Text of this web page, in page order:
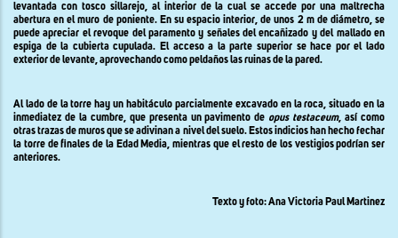
levantada con tosco sillarejo, al interior de la cual se accede por una maltrecha
abertura en el muro de poniente. En su espacio interior, de unos 2 mde diámetro, se
puede apreciar el revoque del paramento y señales del encañizado y del mallado en
espiga de la cubierta cupulada. El acceso a la parte superior se hace por el lado
exterior de levante, aprovechando como peldaños las ruinas de la pared.
Al lado de la torre hay un habitáculo parcialmente excavado en la roca, situado en la
inmediatez de la cumbre, que presenta un pavimento de opus testaceum, así como
otras trazas de muros que se adivinan a nivel del suelo. Estos indicios han hecho fechar
la torre de finales de la EdadMedia, mientras que el resto de los vestigios podrían ser
anteriores.
Texto y foto:Ana Victoria Paul Martinez